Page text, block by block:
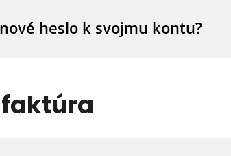
týmto kontaktným formulárom.
heslo k svojmu kontu?